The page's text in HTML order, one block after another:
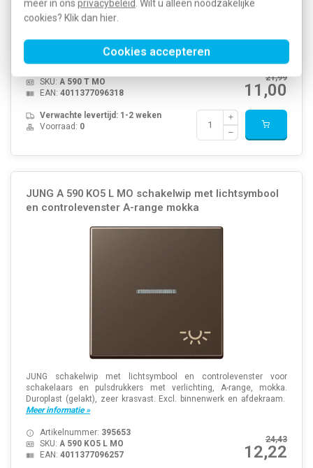
meer in ons privacybeleid. Wilt u alleen noodzakelijke
cookies? Klik dan hier.
Cookies accepteren
pulsdrukkers, A-range, mokka. Duroplast (gelakt), zeer krasvast.
Excl. binnenwerk en afdekraam. Meer informatie »
21,99
11,00
SKU: A 590 T MO
EAN: 4011377096318
Verwachte levertijd: 1-2 weken
Voorraad: 0
JUNG A 590 KO5 L MO schakelwip met lichtsymbool
en controlevenster A-range mokka
JUNG schakelwip met lichtsymbool en controlevenster voor
schakelaars en pulsdrukkers met verlichting, A-range, mokka.
Duroplast (gelakt), zeer krasvast. Excl. binnenwerk en afdekraam.
Meer informatie »
24,43
12,22
Artikelnummer: 395653
SKU: A 590 KO5 L MO
EAN: 4011377096257